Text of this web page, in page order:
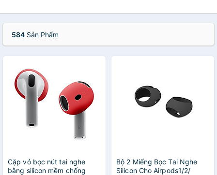
584 Sản Phẩm
Cặp vỏ bọc nút tai nghe
bằng silicon mềm chống
Bộ 2 Miếng Bọc Tai Nghe
Silicon Cho Airpods1/2/